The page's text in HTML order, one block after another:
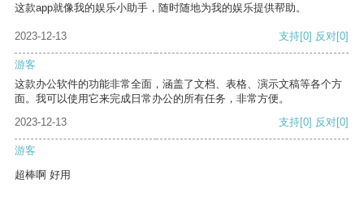
这款app就像我的娱乐小助手，随时随地为我的娱乐提供帮助。
2023-12-13 支持[0] 反对[0]
游客
这款办公软件的功能非常全面，涵盖了文档、表格、演示文稿等各个方
面。我可以使用它来完成日常办公的所有任务，非常方便。
2023-12-13
支持[0] 反对[0]
游客
超棒啊 好用